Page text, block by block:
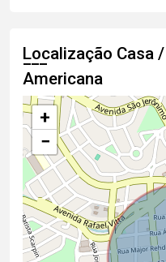
Localização Casa
Americana
+
−